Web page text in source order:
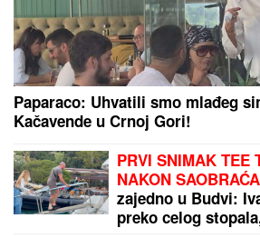
Paparaco: Uhvatili smo mlađeg
Kačavende u Crnoj Gori!
PRVI SNIMAK TEE
NAKON
zajedno u Budvi:
preko celog